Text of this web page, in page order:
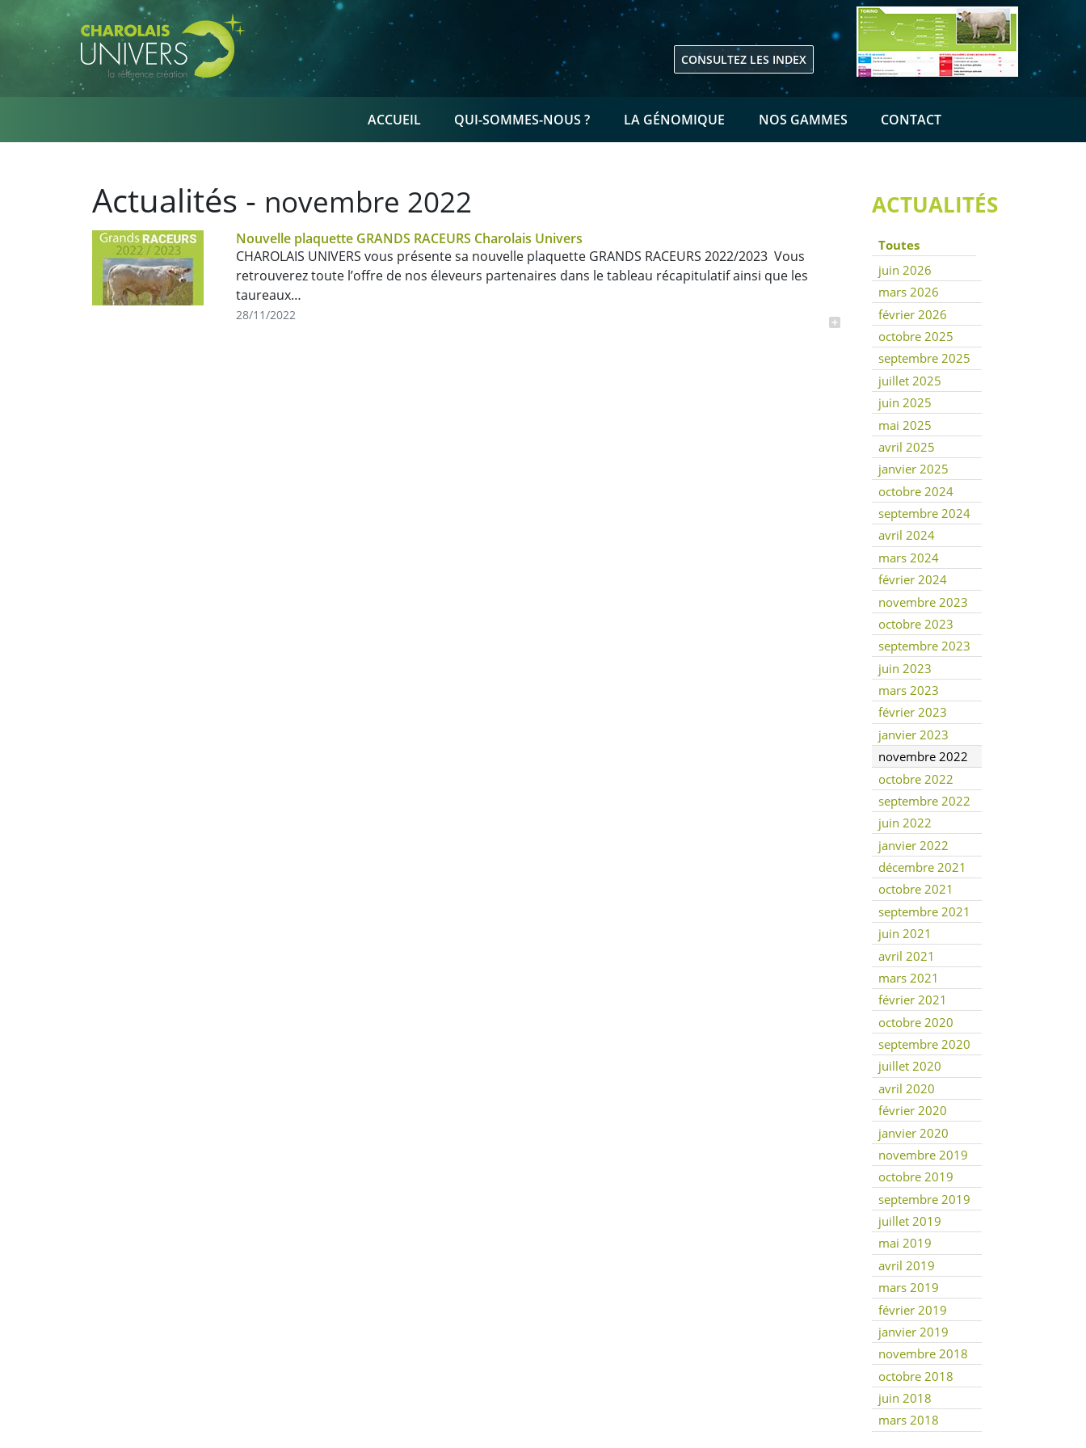
Aller au contenu principal
CONSULTEZ LES INDEX
NAVIGATION PRINCIPALE
ACCUEIL QUI-SOMMES-NOUS ? LA GÉNOMIQUE NOS GAMMES CONTACT
Actualités - novembre 2022
Nouvelle plaquette GRANDS RACEURS Charolais Univers
CHAROLAIS UNIVERS vous présente sa nouvelle plaquette GRANDS RACEURS 2022/2023 Vous
retrouverez toute l’offre de nos éleveurs partenaires dans le tableau récapitulatif ainsi que les
taureaux…
28/11/2022
ACTUALITÉS
Toutes
juin 2026
mars 2026
février 2026
octobre 2025
septembre 2025
juillet 2025
juin 2025
mai 2025
avril 2025
janvier 2025
octobre 2024
septembre 2024
avril 2024
mars 2024
février 2024
novembre 2023
octobre 2023
septembre 2023
juin 2023
mars 2023
février 2023
janvier 2023
novembre 2022
octobre 2022
septembre 2022
juin 2022
janvier 2022
décembre 2021
octobre 2021
septembre 2021
juin 2021
avril 2021
mars 2021
février 2021
octobre 2020
septembre 2020
juillet 2020
avril 2020
février 2020
janvier 2020
novembre 2019
octobre 2019
septembre 2019
juillet 2019
mai 2019
avril 2019
mars 2019
février 2019
janvier 2019
novembre 2018
octobre 2018
juin 2018
mars 2018